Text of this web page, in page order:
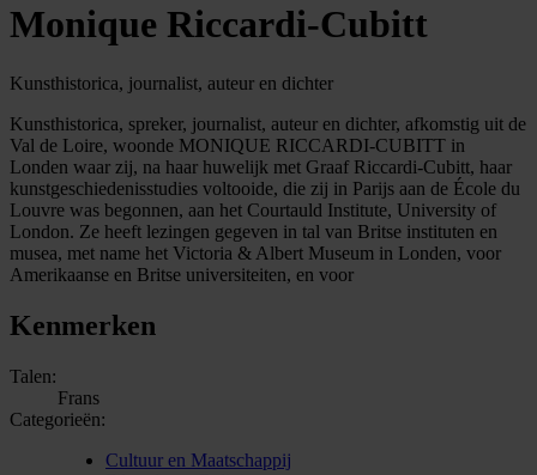
Monique Riccardi-Cubitt
Kunsthistorica, journalist, auteur en dichter
Kunsthistorica, spreker, journalist, auteur en dichter, afkomstig uit de
Val de Loire, woonde MONIQUE RICCARDI-CUBITT in
Londen waar zij, na haar huwelijk met Graaf Riccardi-Cubitt, haar
kunstgeschiedenisstudies voltooide, die zij in Parijs aan de École du
Louvre was begonnen, aan het Courtauld Institute, University of
London. Ze heeft lezingen gegeven in tal van Britse instituten en
musea, met name het Victoria & Albert Museum in Londen, voor
Amerikaanse en Britse universiteiten, en voor
Kenmerken
Talen:
Frans
Categorieën:
Cultuur en Maatschappij